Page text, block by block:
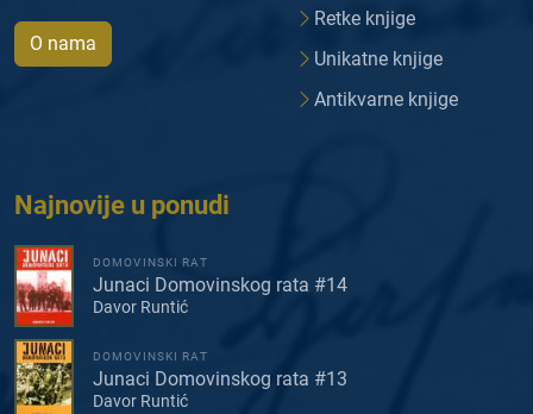
O nama
Retke knjige
Unikatne knjige
Antikvarne knjige
Najnovije u ponudi
DOMOVINSKI RAT
Junaci Domovinskog rata #14
Davor Runtić
DOMOVINSKI RAT
Junaci Domovinskog rata #13
Davor Runtić